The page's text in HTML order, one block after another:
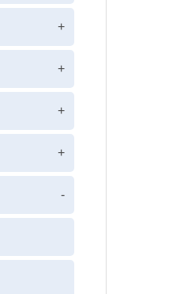
+
+
+
+
-